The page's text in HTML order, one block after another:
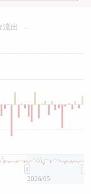
流出 -
2026/05